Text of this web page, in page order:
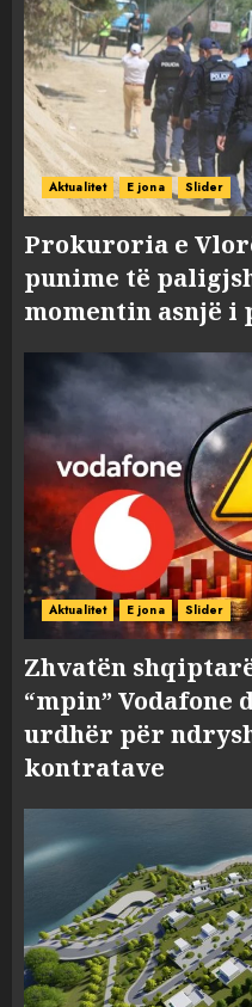
Aktualitet E jona Slider
Prokuroria e
punime të
momentin asnjë i
Aktualitet E jona Slider
Zhvatën
“mpin” Vodafone
urdhër për
kontratave